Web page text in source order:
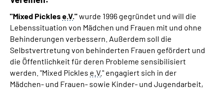
"Mixed Picklese.V."wurde 1996 gegründet und will die
Lebenssituation von Mädchen und Frauen mit und ohne
Behinderungen verbessern. Außerdem soll die
Selbstvertretung von behinderten Frauen gefördert und
die Öffentlichkeit für deren Probleme sensibilisiert
werden. "Mixed Pickles e.V." engagiert sich in der
Mädchen- und Frauen- sowie Kinder- und Jugendarbeit,